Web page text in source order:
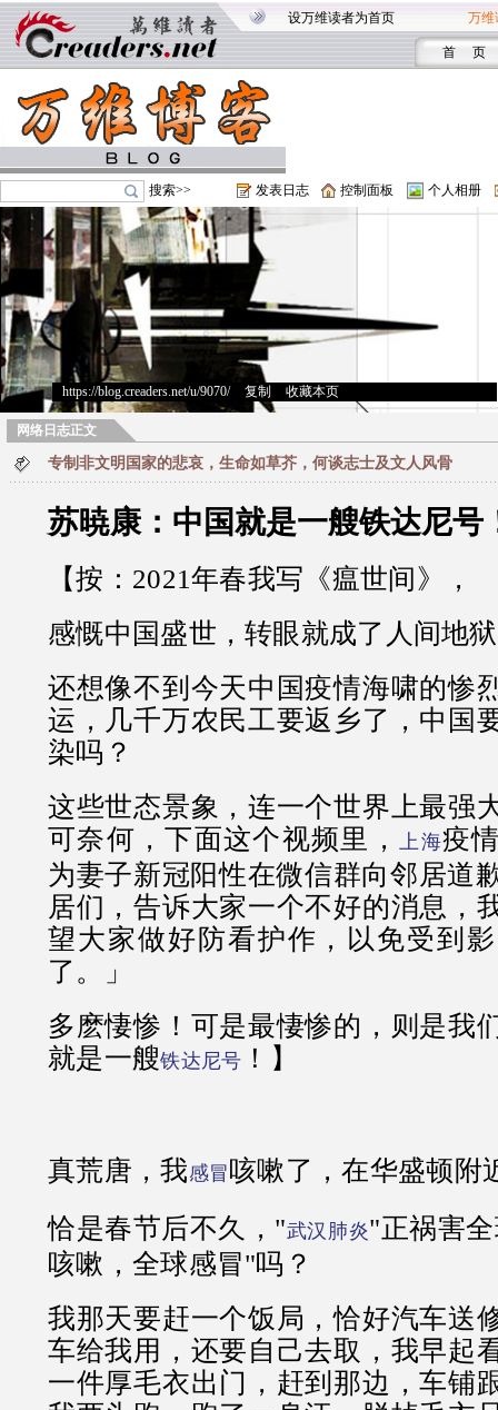
设万维读者为首页 万维
首 页
搜索>> 发表日志 控制面板 个人相册
https://blog.creaders.net/u/9070/> 复制 收藏本页
网络日志正文
专制非文明国家的悲哀，生命如草芥，何谈志士及文人风骨
苏暁康：中国就是一艘铁达尼号
【按：2021年春我写《瘟世间》，
感慨中国盛世，转眼就成了人间地
还想像不到今天中国疫情海啸的惨
运，几千万农民工要返乡了，中国
染吗？
这些世态景象，连一个世界上最强
可奈何，下面这个视频里，
上海疫
为妻子新冠阳性在微信群向邻居道
居们，告诉大家一个不好的消息，
望大家做好防看护作，以免受到
了。」
多麽悽惨！可是最悽惨的，则是我
就是一艘铁达尼号 ！】
真荒唐，我感冒 咳嗽了，在华盛顿附
恰是春节后不久，"武汉肺炎"正祸害
咳嗽，全球感冒"吗？
我那天要赶一个饭局，恰好汽车送
车给我用，还要自己去取，我早起
一件厚毛衣出门，赶到那边，车铺